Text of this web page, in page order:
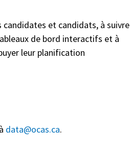
candidates et candidats, à suivre
de bord interactifs et à
leur planification
data@ocas.ca.